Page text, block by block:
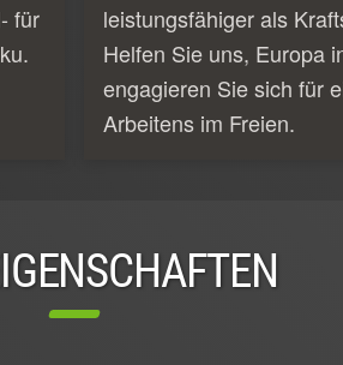
für
leistungsfähiger als
Helfen Sie uns, Europa
engagieren Sie sich für
Arbeitens im Freien.